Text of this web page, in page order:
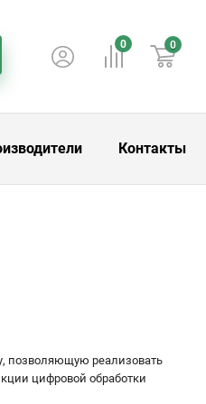
0 0
Контакты
позволяющую реализовать
цифровой обработки